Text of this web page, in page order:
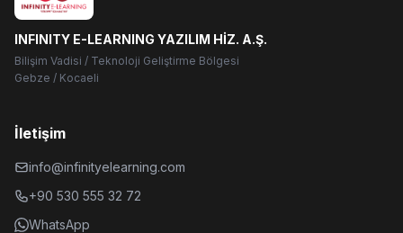
INFINITY E-LEARNING YAZILIM HİZ. A.Ş.
Bilişim Vadisi / Teknoloji Geliştirme Bölgesi
Gebze / Kocaeli
İletişim
info@infinityelearning.com
+90 530 555 32 72
WhatsApp